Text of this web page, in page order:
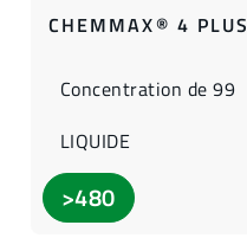
CHEMMAX® 4 PLUS
Concentration de 99
LIQUIDE
>480